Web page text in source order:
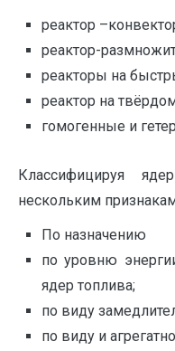
реактор
реактор-
реакторы на
реактор на
гомогенные и
Классифицируя
нескольким
По назначению
по уровню
ядер топлива;
по виду
по виду и